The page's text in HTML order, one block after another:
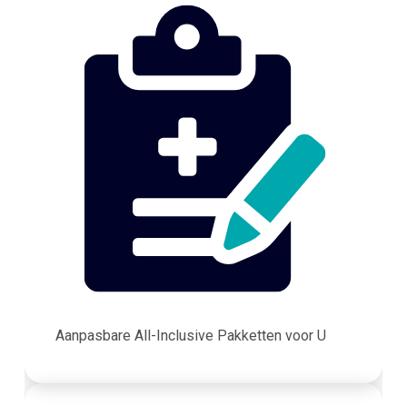
Aanpasbare All-Inclusive Pakketten voor U